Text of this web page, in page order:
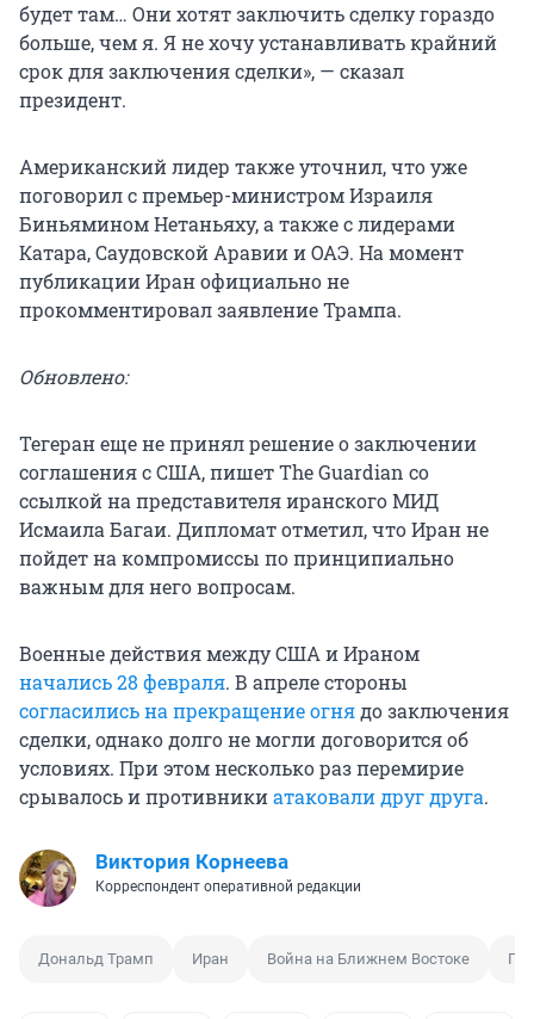
будет там… Они хотят заключить сделку гораздо
больше, чем я. Я не хочу устанавливать крайний
срок для заключения сделки», — сказал
президент.
Американский лидер также уточнил, что уже
поговорил с премьер-министром Израиля
Биньямином Нетаньяху, а также с лидерами
Катара, Саудовской Аравии и ОАЭ. На момент
публикации Иран официально не
прокомментировал заявление Трампа.
Обновлено:
Тегеран еще не принял решение о заключении
соглашения с США, пишет The Guardian со
ссылкой на представителя иранского МИД
Исмаила Багаи. Дипломат отметил, что Иран не
пойдет на компромиссы по принципиально
важным для него вопросам.
Военные действия между США и Ираном
начались 28 февраля. В апреле стороны
согласились на прекращение огнядо заключения
сделки, однако долго не могли договорится об
условиях. При этом несколько раз перемирие
срывалось и противникиатаковали друг друга.
Виктория Корнеева
Корреспондент оперативной редакции
Дональд Трамп Иран Война на Ближнем Востоке